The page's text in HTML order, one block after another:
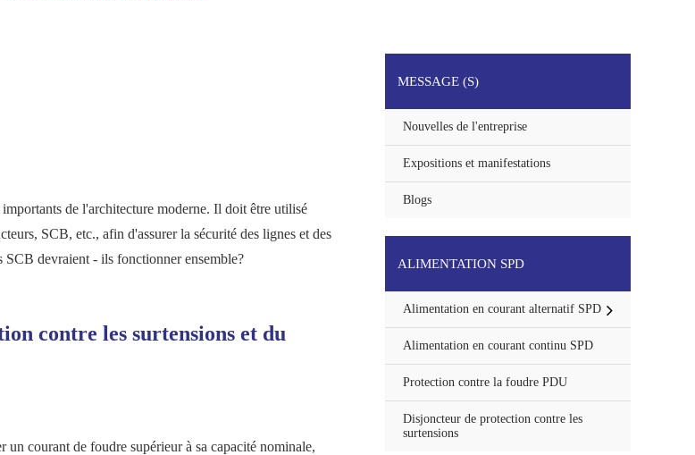
de l'architecture moderne. Il doit être utilisé
SCB, etc., afin d'assurer la sécurité des lignes et des
SCB devraient - ils fonctionner ensemble?
contre les surtensions et du
un courant de foudre supérieur à sa capacité nominale,
MESSAGE (S)
Nouvelles de l'entreprise
Expositions et manifestations
Blogs
ALIMENTATION SPD
Alimentation en courant alternatif SPD
Alimentation en courant continu SPD
Protection contre la foudre PDU
Disjoncteur de protection contre les
surtensions